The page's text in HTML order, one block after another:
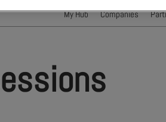
My Hub Companies